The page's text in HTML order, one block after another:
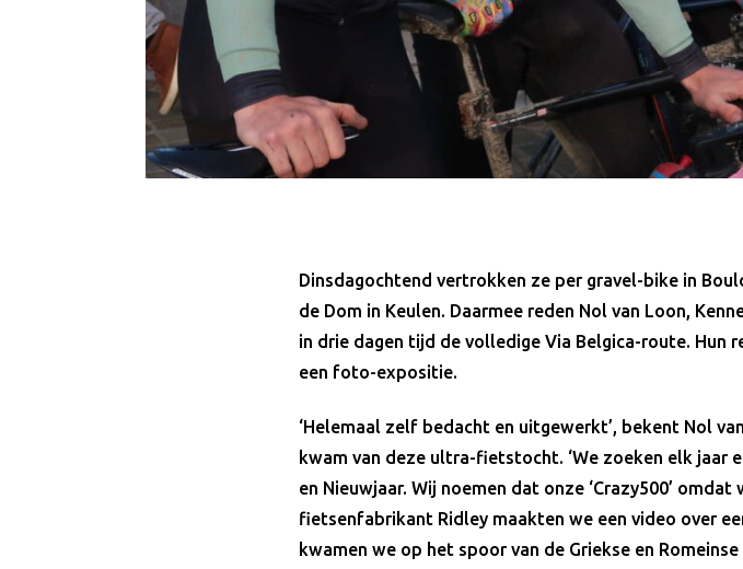
Dinsdagochtend vertrokken ze per gravel-bike in
de Dom in Keulen. Daarmee reden Nol van Loon,
in drie dagen tijd de volledige Via Belgica-route. Hun
een foto-expositie.
‘Helemaal zelf bedacht en uitgewerkt’, bekent Nol
kwam van deze ultra-fietstocht. ‘We zoeken elk
en Nieuwjaar. Wij noemen dat onze ‘Crazy500’
fietsenfabrikant Ridley maakten we een video over
kwamen we op het spoor van de Griekse en